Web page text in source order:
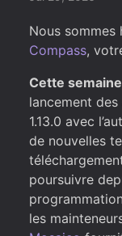
Nous sommes
Compass,
Cette
lancement
1.13.0 avec
de nouvelles
poursuivre
les